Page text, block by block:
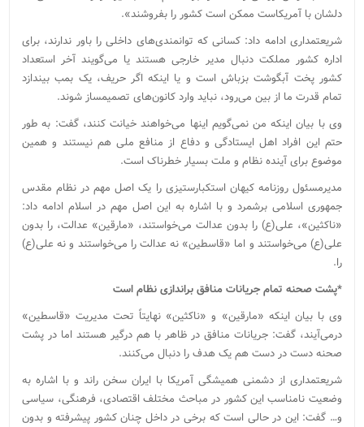
دلشان با آمریکاست ممکن است کشور را بفروشند».
شریعتمداری ادامه داد: کسانی که توانمندی‌های داخلی را باور ندارند، برای
اداره کشور مملکت دنبال مدیر خارجی هستند یا می‌گویند آخر استعداد
کشور پخت آبگوشت بزباش است و یا اینکه اگر حریف، یک بمب بیندازد
تمام قدرت ما از بین می‌رود، نباید وارد کانون‌های تصمیم‎ساز شوند.
وی با بیان اینکه من نمی‌‎گویم اینها می‌خواهند خیانت کنند، گفت: به طور
حتم این افراد اهل ایستادگی و دفاع از منافع ملی هم نیستند و همین
موضوع برای آینده نظام و ملت بسیار خطرناک است.
مدیرمسئول روزنامه کیهان استکبارستیزی را یک اصل مهم در نظام مقدس
جمهوری اسلامی برشمرد و با اشاره به این اصل مهم در اسلام ادامه داد:
«ناکثین»، علی(ع) را بدون عدالت می‌خواستند، «مارقین» عدالت، را بدون
علی(ع) می‌خواستند و اما «قاسطین» نه عدالت را می‌خواستند و نه علی(ع)
را.
*پشت صحنه تمام جریانات منافق براندازی نظام است
وی با بیان اینکه «مارقین» و «ناکثین» نهایتاً تحت مدیریت «قاسطین»
درمی‌آیند، گفت: جریانات منافق در ظاهر با هم درگیر هستند اما در پشت
صحنه دست در دست هم یک هدف را دنبال می‌کنند.
شریعتمداری از دشمنی همیشگی آمریکا با ایران سخن راند و با اشاره به
وضعیت نامناسب این کشور در مباحث مختلف اقتصادی، فرهنگی، سیاسی
و… گفت: این در حالی است که برخی در داخل چنان کشور پیشرفته و بدون